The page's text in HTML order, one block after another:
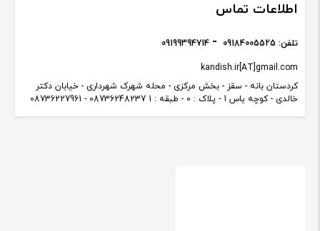
اطلاعات تماس
کردستان بانه - سقز - بخش مرکزی - محله شهرک شهرداری - خیابان دکتر
خالدی - کوچه یاس 1 - پلاک : 0 - طبقه : 1 08736248237 - 08736227961
kandish.ir[AT]gmail.com
تلفن: 09184005525
09199394714